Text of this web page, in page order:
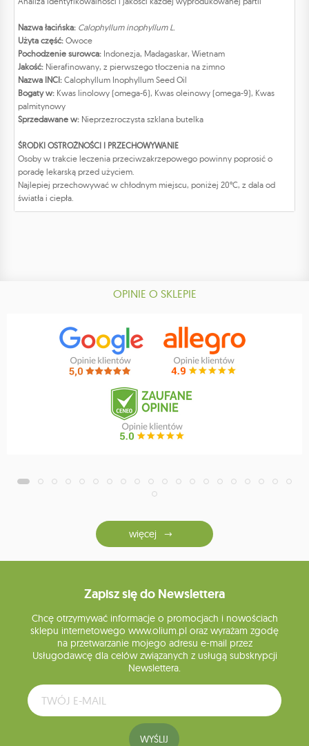
Nazwa łacińska: Calophyllum inophyllum L.
Użyta część: Owoce
Pochodzenie surowca: Indonezja, Madagaskar, Wietnam
Jakość: Nierafinowany, z pierwszego tłoczenia na zimno
Nazwa INCI: Calophyllum Inophyllum Seed Oil
Bogaty w: Kwas linolowy (omega-6), Kwas oleinowy (omega-9), Kwas
palmitynowy
Sprzedawane w: Nieprzezroczysta szklana butelka
ŚRODKI OSTROŻNOŚCI I PRZECHOWYWANIE
Osoby w trakcie leczenia przeciwzakrzepowego powinny poprosić o
poradę lekarską przed użyciem.
Najlepiej przechowywać w chłodnym miejscu, poniżej 20°C, z dala od
światła i ciepła.
OPINIE O SKLEPIE
więcej
Zapisz się do Newslettera
Chcę otrzymywać informacje o promocjach i nowościach
sklepu internetowego www.olium.pl oraz wyrażam zgodę
na przetwarzanie mojego adresu e-mail przez
Usługodawcę dla celów związanych z usługą subskrypcji
Newslettera.
WYŚLIJ